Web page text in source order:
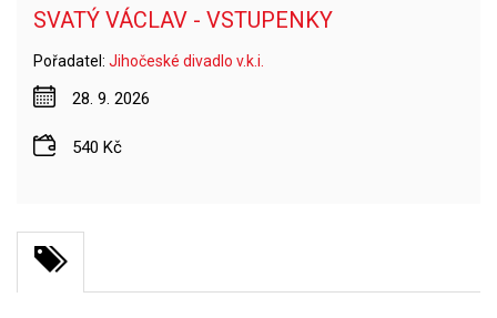
SVATÝ VÁCLAV - VSTUPENKY
Pořadatel: Jihočeské divadlo v.k.i.
28. 9. 2026
540 Kč